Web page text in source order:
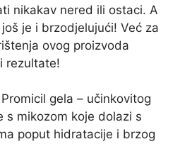
nikakav nered ili ostaci. A
je i brzodjelujući! Već za
ovog proizvoda
rezultate!
gela – učinkovitog
s mikozom koje dolazi s
poput hidratacije i brzog